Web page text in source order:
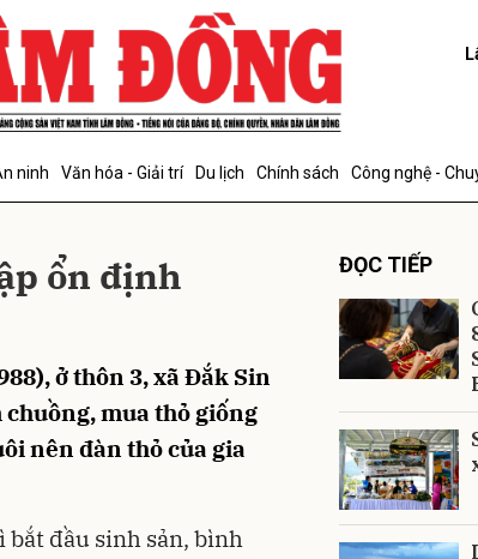
ninh Văn hóa - Giải trí Du lịch Chính sách Công nghệ -
ổn định
ở thôn 3, xã Đắk Sin
mua thỏ giống
nên đàn thỏ của gia
bắt đầu sinh sản, bình
ĐỌC TIẾP